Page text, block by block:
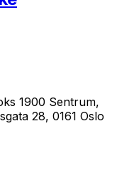
1900 Sentrum,
28, 0161 Oslo